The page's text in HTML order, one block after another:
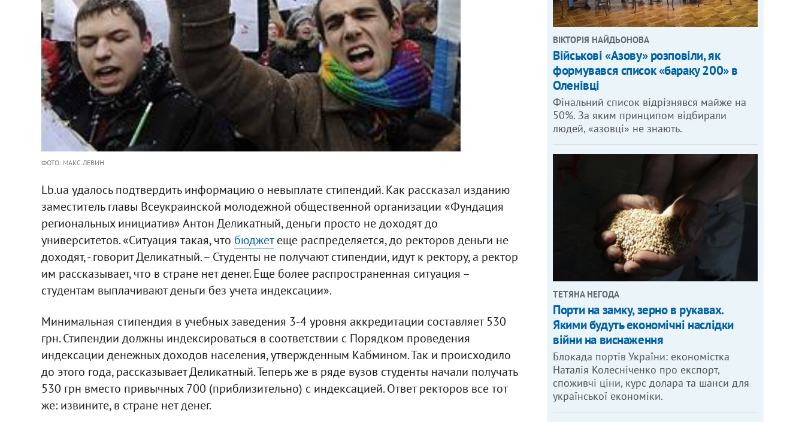
ФОТО: МАКС ЛЕВИН
Lb.ua удалось подтвердить информацию о невыплате стипендий. Как рассказал изданию
заместитель главы Всеукраинской молодежной общественной организации «Фундация
региональных инициатив» Антон Деликатный, деньги просто не доходят до
университетов. «Ситуация такая, что бюджетеще распределяется, до ректоров деньги не
доходят, - говорит Деликатный. – Студенты не получают стипендии, идут к ректору, а ректор
им рассказывает, что в стране нет денег. Еще более распространенная ситуация –
студентам выплачивают деньги без учета индексации».
Минимальная стипендия в учебных заведения 3-4 уровня аккредитации составляет 530
грн. Стипендии должны индексироваться в соответствии с Порядком проведения
индексации денежных доходов населения, утвержденным Кабмином. Так и происходило
до этого года, рассказывает Деликатный. Теперь же в ряде вузов студенты начали получать
530 грн вместо привычных 700 (приблизительно) с индексацией. Ответ ректоров все тот
же: извините, в стране нет денег.
ВІКТОРІЯ НАЙДЬОНОВА
Військові «Азову» розповіли, як
формувався список «бараку 200» в
Оленівці
Фінальний список відрізнявся майже на
50%. За яким принципом відбирали
людей, «азовці» не знають.
ТЕТЯНА НЕГОДА
Порти на замку, зерно в рукавах.
Якими будуть економічні наслідки
війни на виснаження
Блокада портів України: економістка
Наталія Колесніченко про експорт,
споживчі ціни, курс долара та шанси для
української економіки.